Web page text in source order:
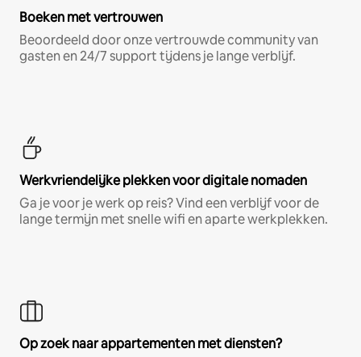
Boeken met vertrouwen
Beoordeeld door onze vertrouwde community van
gasten en 24/7 support tijdens je lange verblijf.
Werkvriendelijke plekken voor digitale nomaden
Ga je voor je werk op reis? Vind een verblijf voor de
lange termijn met snelle wifi en aparte werkplekken.
Op zoek naar appartementen met diensten?